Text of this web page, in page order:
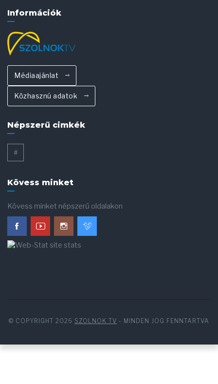
Információk
Médiaajánlat
Közhasznú adatok
Népszerű cimkék
#
Kövess minket
Kövess minket népszerű oldalakon
© COPYRIGHT 2026 SZOLNOK TV - MINDEN JOG FENNTARTVA